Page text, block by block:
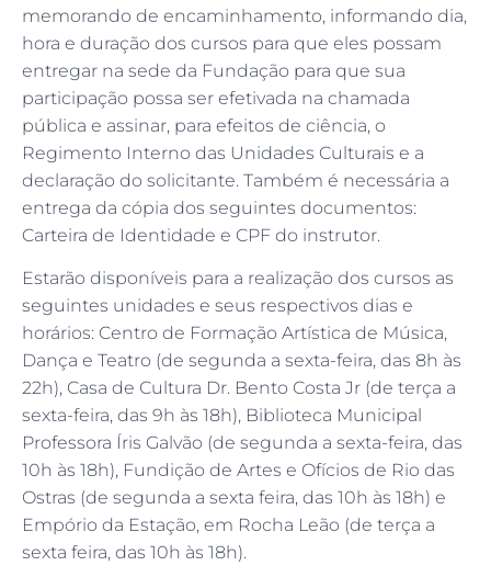
memorando de encaminhamento, informando dia,
hora e duração dos cursos para que eles possam
entregar na sede da Fundação para que sua
participação possa ser efetivada na chamada
pública e assinar, para efeitos de ciência, o
Regimento Interno das Unidades Culturais e a
declaração do solicitante. Também é necessária a
entrega da cópia dos seguintes documentos:
Carteira de Identidade e CPF do instrutor.
Estarão disponíveis para a realização dos cursos as
seguintes unidades e seus respectivos dias e
horários: Centro de Formação Artística de Música,
Dança e Teatro (de segunda a sexta-feira, das 8h às
22h), Casa de Cultura Dr. Bento Costa Jr (de terça a
sexta-feira, das 9h às 18h), Biblioteca Municipal
Professora Íris Galvão (de segunda a sexta-feira, das
10h às 18h), Fundição de Artes e Ofícios de Rio das
Ostras (de segunda a sexta feira, das 10h às 18h) e
Empório da Estação, em Rocha Leão (de terça a
sexta feira, das 10h às 18h).